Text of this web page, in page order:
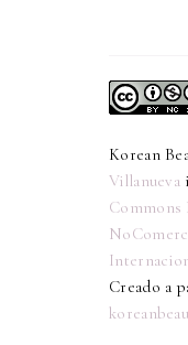
Korean
Villanueva
Creado a